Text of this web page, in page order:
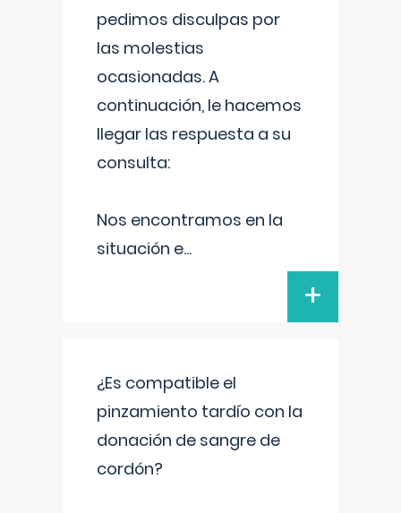
pedimos disculpas por
las molestias
ocasionadas. A
continuación, le hacemos
llegar las respuesta a su
consulta:
Nos encontramos en la
situación e...
+
¿Es compatible el
pinzamiento tardío con la
donación de sangre de
cordón?